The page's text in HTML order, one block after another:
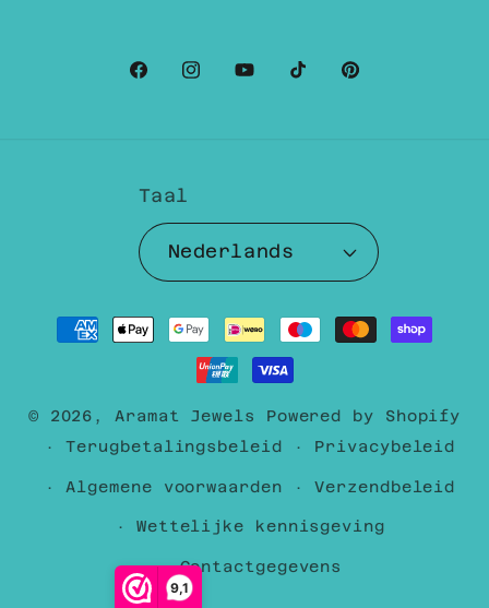
9,1
Facebook
Instagram
YouTubeTikTokPinterest
Taal
Nederlands
Betaalmethoden
© 2026, Aramat Jewels Powered by Shopify
Terugbetalingsbeleid
Privacybeleid
Algemene voorwaarden Verzendbeleid
Wettelijke kennisgeving
Contactgegevens